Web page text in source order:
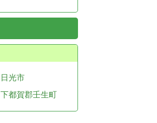
日光市
下都賀郡壬生町